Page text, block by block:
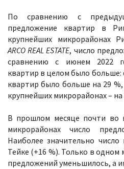
По сравнению с
предложение квартир в
крупнейших микрорайонах
ARCO REAL ESTATE, число
сравнению с июнем 2022
квартир в целом было
квартир было больше на 29
крупнейших микрорайонах –
В прошлом месяце почти во
микрорайонах число
Наиболее значительно
Тейке (+16 %). Только в
предложений уменьшилось, а